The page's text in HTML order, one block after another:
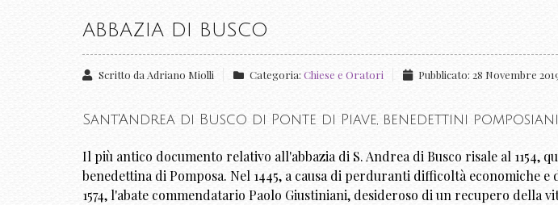
ABBAZIA DI BUSCO
Scritto da Adriano Miolli Categoria:Chiese e Oratori Pubblicato: 28 Novembre
Sant'Andrea di Busco di Ponte di Piave, benedettini
Il più antico documento relativo all'abbazia di S. Andrea di Busco risale al 1154,
benedettina di Pomposa. Nel 1445, a causa di perduranti difficoltà economiche
1574, l'abate commendatario Paolo Giustiniani, desideroso di un recupero